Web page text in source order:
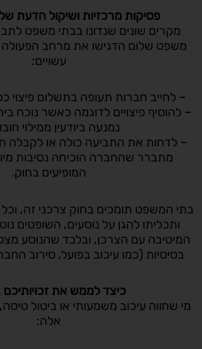
פסיקות מרכזיות ושיקול הדעת
מקרים שונים שנדונו בבתי משפט
משפט שלום הדגישו את מרחב
עשויים:
– לחייב חברות תעופה בתשלום פיצוי
– להוסיף פיצויים לדוגמה כאשר
נמנעה ביודעין ממילוי
– לדחות את התביעה כולה או לקבלה
מתברר שהחברה הוכיחה נסיבות
המופיעים בחוק.
בתי המשפט תומכים בחוק צרכני זה, וכל
ותכליתו להגן על נוסעים, השופטים
המיטיבה עם הצרכן, ובלבד שהנוסע
בסיסיות (כמו עיכוב בפועל, סירוב
כיצד לממש את זכויותיכם
מי שחווה עיכוב משמעותי או ביטול
אלה: